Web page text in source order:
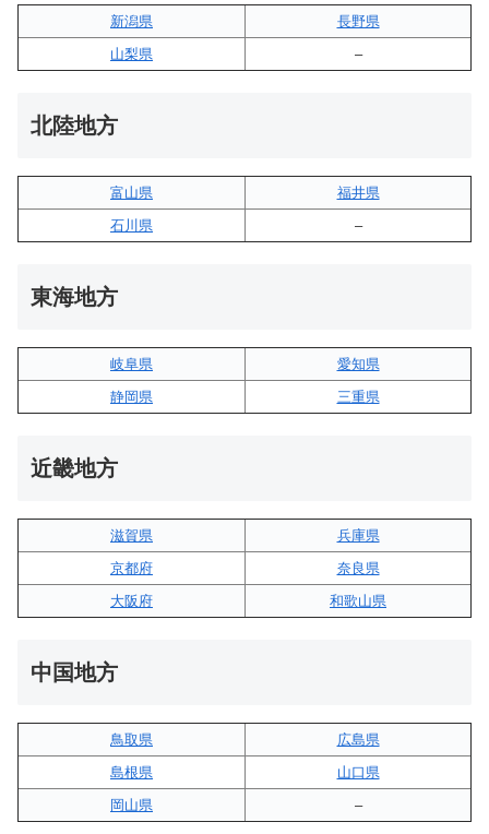
新潟県
長野県
山梨県
–
北陸地方
富山県
福井県
石川県
–
東海地方
岐阜県
愛知県
静岡県
三重県
近畿地方
滋賀県
兵庫県
京都府
奈良県
大阪府
和歌山県
中国地方
鳥取県
広島県
島根県
山口県
岡山県
–